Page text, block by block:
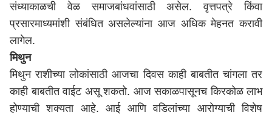
संध्याकाळची वेळ समाजबांधवांसाठी असेल. वृत्तपत्रे किंवा
प्रसारमाध्यमांशी संबंधित असलेल्यांना आज अधिक मेहनत करावी
लागेल.
मिथुन
मिथुन राशीच्या लोकांसाठी आजचा दिवस काही बाबतीत चांगला तर
काही बाबतीत वाईट असू शकतो. आज सकाळपासूनच किरकोळ लाभ
होण्याची शक्यता आहे. आई आणि वडिलांच्या आरोग्याची विशेष